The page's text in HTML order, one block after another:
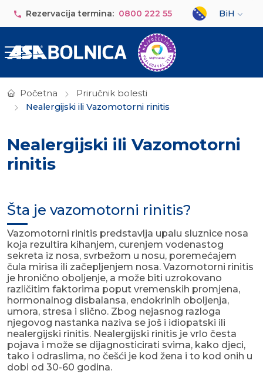
Rezervacija termina: 0800 222 55
Select your
BiH
Početna
Priručnik bolesti
Nealergijski ili Vazomotorni rinitis
Nealergijski ili Vazomotorni
rinitis
Šta je vazomotorni rinitis?
Vazomotorni rinitis predstavlja upalu sluznice nosa
koja rezultira kihanjem, curenjem vodenastog
sekreta iz nosa, svrbežom u nosu, poremećajem
čula mirisa ili začepljenjem nosa. Vazomotorni rinitis
je hronično oboljenje, a može biti uzrokovano
različitim faktorima poput vremenskih promjena,
hormonalnog disbalansa, endokrinih oboljenja,
umora, stresa i slično. Zbog nejasnog razloga
njegovog nastanka naziva se još i idiopatski ili
nealergijski rinitis. Nealergijski rinitis je vrlo česta
pojava i može se dijagnosticirati svima, kako djeci,
tako i odraslima, no češći je kod žena i to kod onih u
dobi od 30-60 godina.